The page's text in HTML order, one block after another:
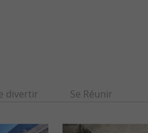
divertir Se Réunir